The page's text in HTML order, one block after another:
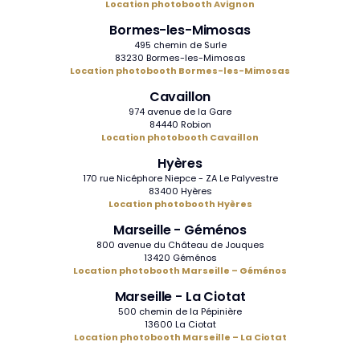
Location photobooth Avignon
Bormes-les-Mimosas
495 chemin de Surle
83230 Bormes-les-Mimosas
Location photobooth Bormes-les-Mimosas
Cavaillon
974 avenue de la Gare
84440 Robion
Location photobooth Cavaillon
Hyères
170 rue Nicéphore Niepce - ZA Le Palyvestre
83400 Hyères
Location photobooth Hyères
Marseille - Géménos
800 avenue du Château de Jouques
13420 Géménos
Location photobooth Marseille – Géménos
Marseille - La Ciotat
500 chemin de la Pépinière
13600 La Ciotat
Location photobooth Marseille – La Ciotat